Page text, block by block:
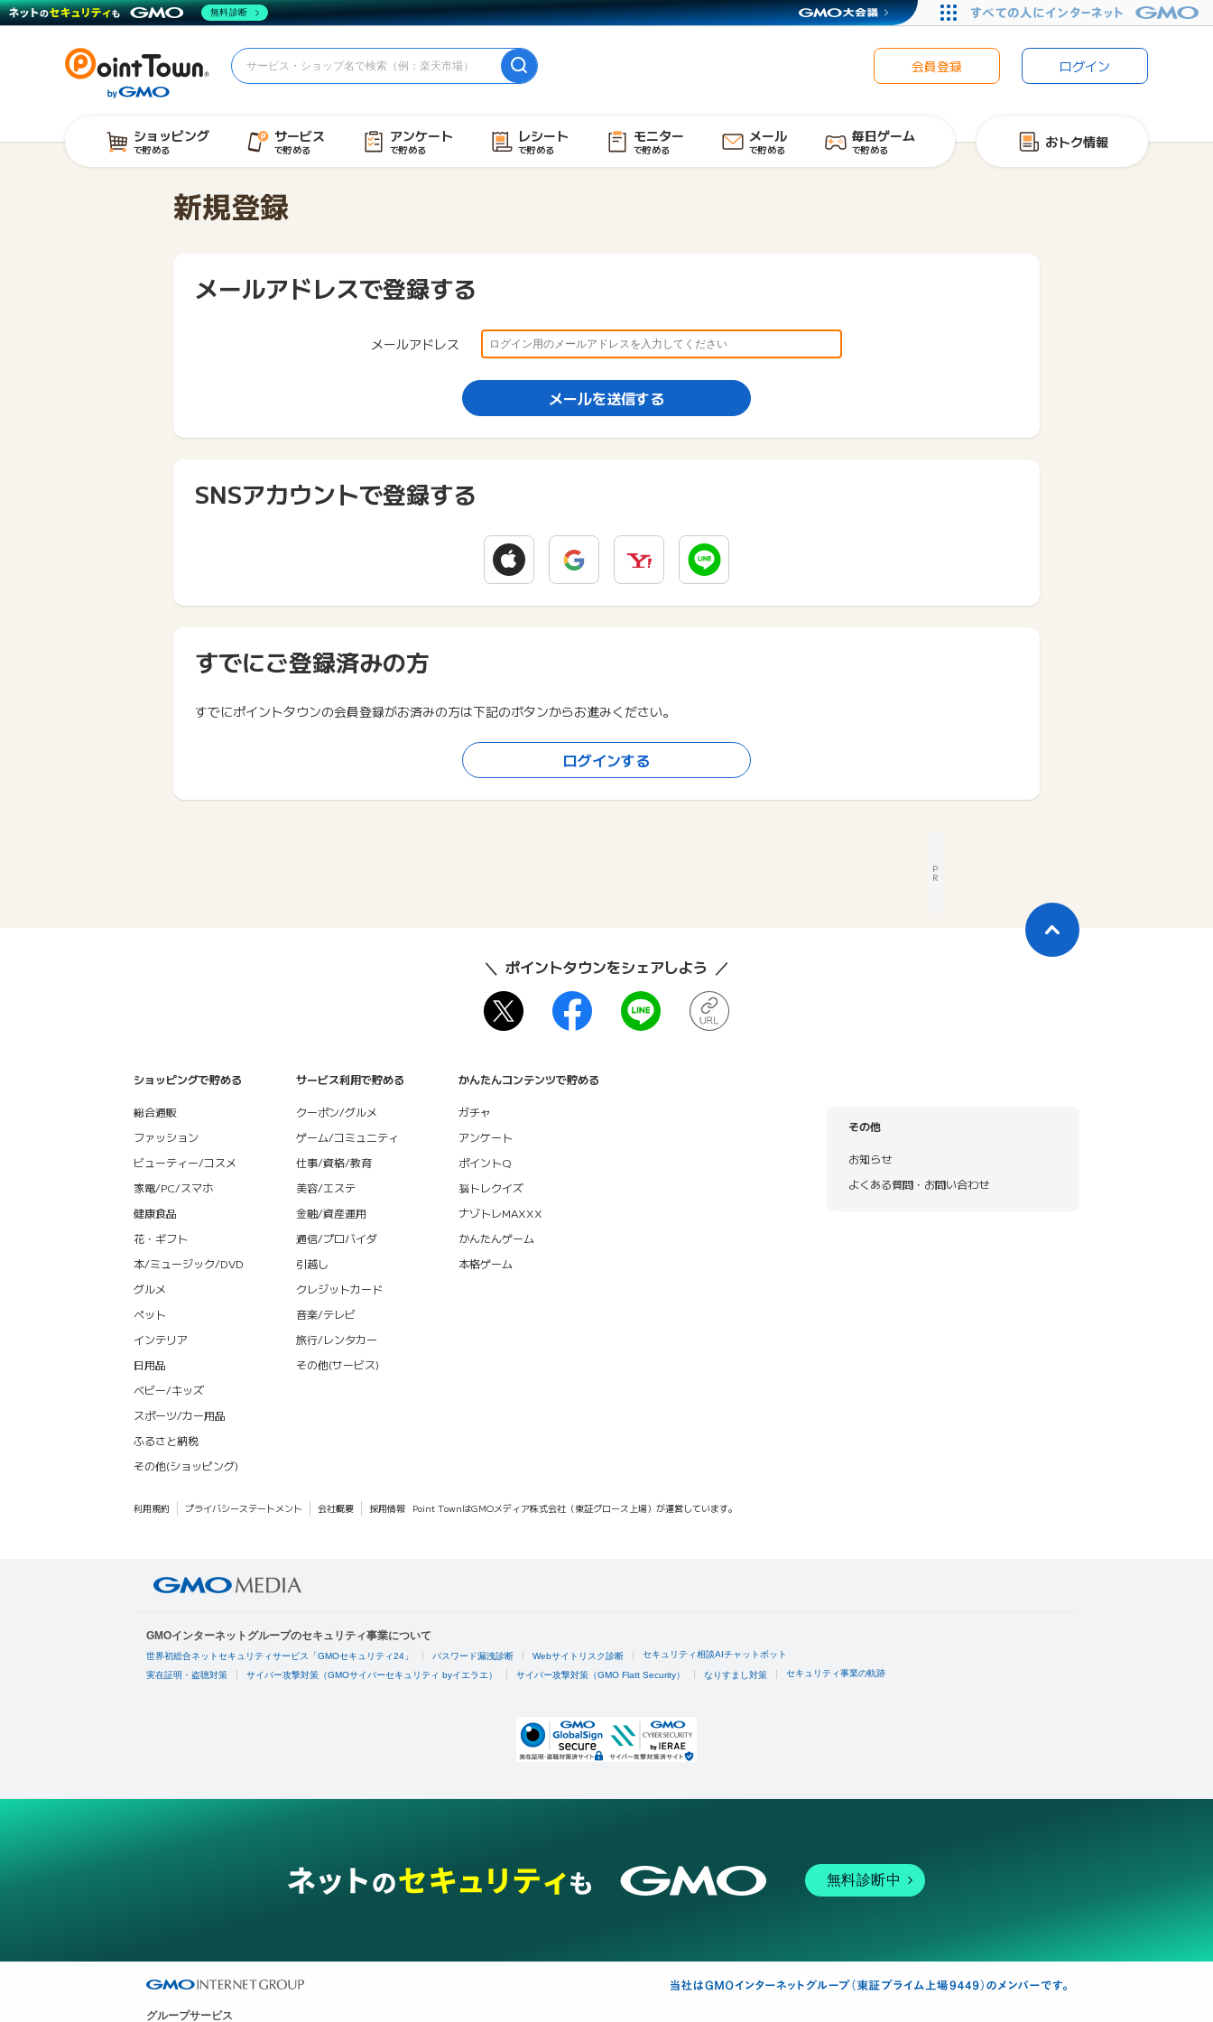
会員登録 ログイン
ショッピング
で貯める
サービス
で貯める
アンケート
で貯める
レシート
で貯める
モニター
で貯める
メール
で貯める
毎日ゲーム
で貯める おトク情報
新規登録
メールアドレスで登録する
メールアドレス
メールを送信する
SNSアカウントで登録する
すでにご登録済みの方
すでにポイントタウンの会員登録がお済みの方は下記のボタンからお進みください。
ログインする
P
R
ポイントタウンをシェアしよう
ショッピングで貯める
総合通販
ファッション
ビューティー/コスメ
家電/PC/スマホ
健康食品
花・ギフト
本/ミュージック/DVD
グルメ
ペット
インテリア
日用品
ベビー/キッズ
スポーツ/カー用品
ふるさと納税
その他(ショッピング)
サービス利用で貯める
クーポン/グルメ
ゲーム/コミュニティ
仕事/資格/教育
美容/エステ
金融/資産運用
通信/プロバイダ
引越し
クレジットカード
音楽/テレビ
旅行/レンタカー
その他(サービス)
かんたんコンテンツで貯める
ガチャ
アンケート
ポイントQ
脳トレクイズ
ナゾトレMAXXX
かんたんゲーム
本格ゲーム
その他
お知らせ
よくある質問・お問い合わせ
利用規約 プライバシーステートメント 会社概要 採用情報 Point TownはGMOメディア株式会社（東証グロース上場）が運営しています。
GMOインターネットグループのセキュリティ事業について
世界初総合ネットセキュリティサービス「GMOセキュリティ24」 パスワード漏洩診断 Webサイトリスク診断 セキュリティ相談AIチャットボット
実在証明・盗聴対策 サイバー攻撃対策（GMOサイバーセキュリティ byイエラエ） サイバー攻撃対策（GMO Flatt Security） なりすまし対策 セキュリティ事業の軌跡
無料診断中
グループサービス
無料診断